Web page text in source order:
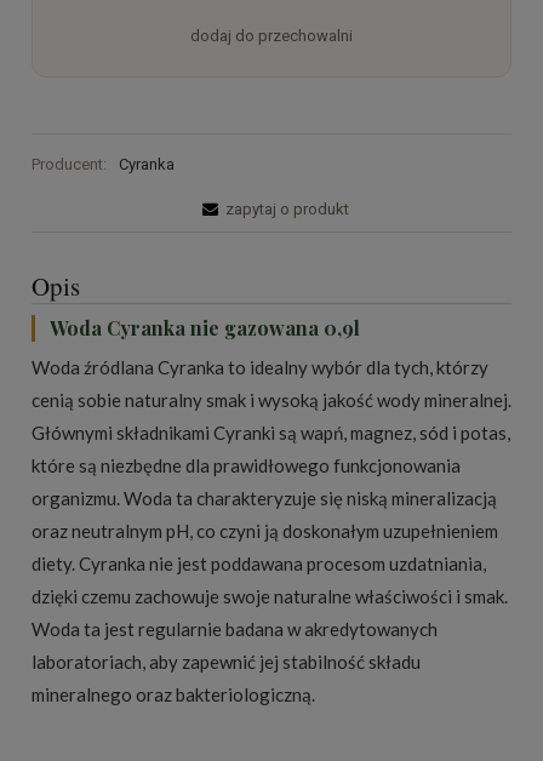
dodaj do przechowalni
Producent: Cyranka
zapytaj o produkt
Opis
Woda Cyranka nie gazowana 0,9l
Woda źródlana Cyranka to idealny wybór dla tych, którzy
cenią sobie naturalny smak i wysoką jakość wody mineralnej.
Głównymi składnikami Cyranki są wapń, magnez, sód i potas,
które są niezbędne dla prawidłowego funkcjonowania
organizmu. Woda ta charakteryzuje się niską mineralizacją
oraz neutralnym pH, co czyni ją doskonałym uzupełnieniem
diety. Cyranka nie jest poddawana procesom uzdatniania,
dzięki czemu zachowuje swoje naturalne właściwości i smak.
Woda ta jest regularnie badana w akredytowanych
laboratoriach, aby zapewnić jej stabilność składu
mineralnego oraz bakteriologiczną.